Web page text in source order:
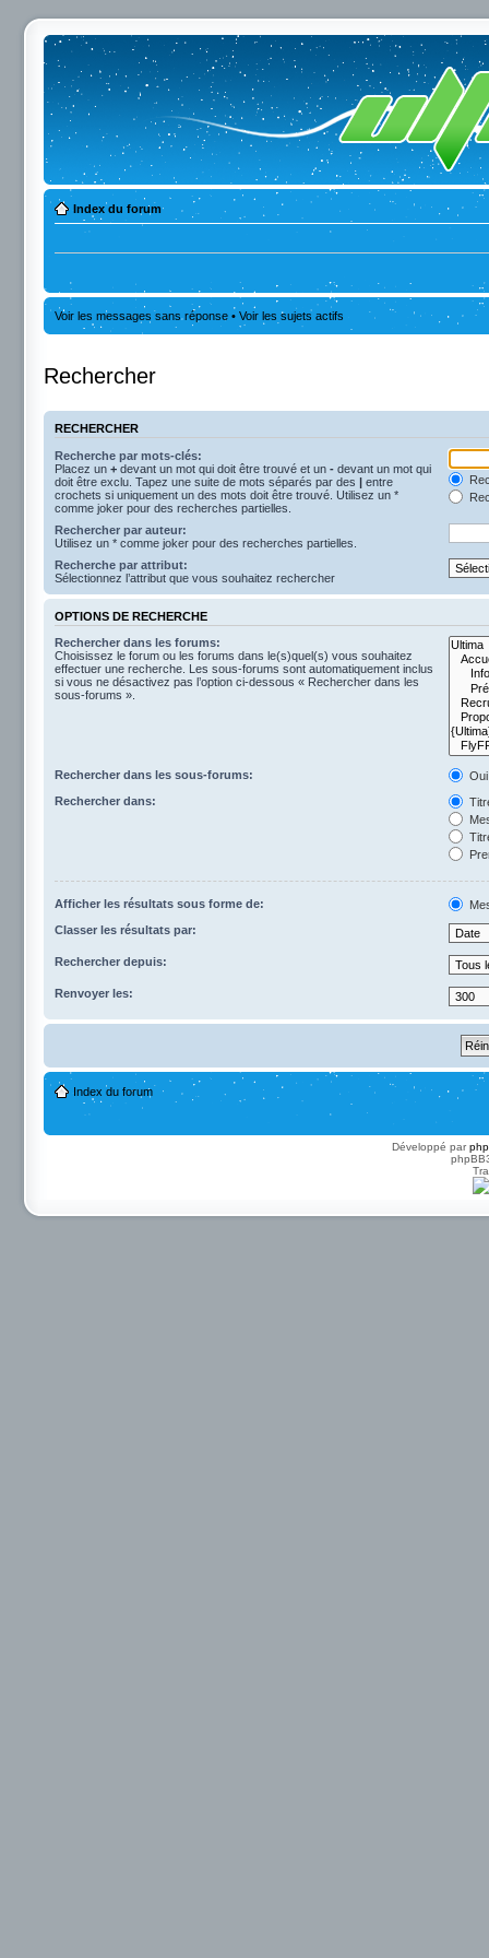
Index du forum
Voir les messages sans réponse • Voir les sujets actifs
Rechercher
RECHERCHER
Recherche par mots-clés:
Placez un + devant un mot qui doit être trouvé et un - devant un mot qui
doit être exclu. Tapez une suite de mots séparés par des | entre
crochets si uniquement un des mots doit être trouvé. Utilisez un *
comme joker pour des recherches partielles.
Rechercher par auteur:
Utilisez un * comme joker pour des recherches partielles.
Recherche par attribut:
Sélectionnez l’attribut que vous souhaitez rechercher
OPTIONS DE RECHERCHE
Rechercher dans les forums:
Choisissez le forum ou les forums dans le(s)quel(s) vous souhaitez
effectuer une recherche. Les sous-forums sont automatiquement inclus
si vous ne désactivez pas l’option ci-dessous « Rechercher dans les
sous-forums ».
Rechercher dans les sous-forums:
Oui
Rechercher dans:
Afficher les résultats sous forme de:
Classer les résultats par:
Rechercher depuis:
Renvoyer les:
Index du forum
Développé par